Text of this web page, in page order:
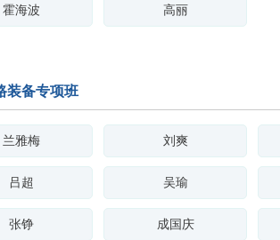
霍海波 高丽
装备专项班
兰雅梅 刘爽
吕超 吴瑜
张铮 成国庆